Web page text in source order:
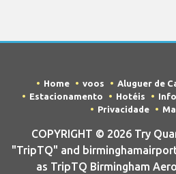
Home voos Aluguer de
Estacionamento
Hotéis
Privacidade
COPYRIGHT © 2026 Try
"TripTQ" and
as TripTQ Birmingham